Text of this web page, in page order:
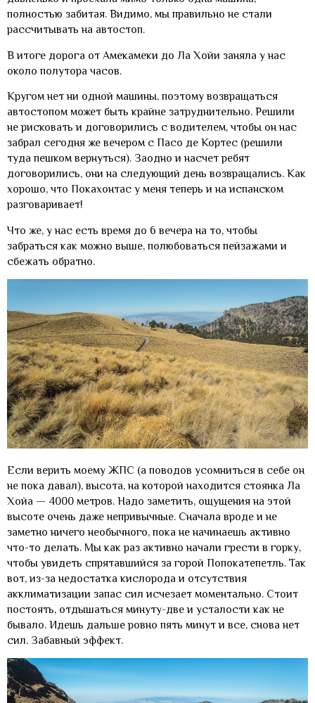
полностью забитая. Видимо, мы правильно не стали
рассчитывать на автостоп.
В итоге дорога от Амекамеки до Ла Хойи заняла у нас
около полутора часов.
Кругом нет ни одной машины, поэтому возвращаться
автостопом может быть крайне затруднительно. Решили
не рисковать и договорились с водителем, чтобы он нас
забрал сегодня же вечером с Пасо де Кортес (решили
туда пешком вернуться). Заодно и насчет ребят
договорились, они на следующий день возвращались. Как
хорошо, что Покахонтас у меня теперь и на испанском
разговаривает!
Что же, у нас есть время до 6 вечера на то, чтобы
забраться как можно выше, полюбоваться пейзажами и
сбежать обратно.
Если верить моему ЖПС (а поводов усомниться в себе он
не пока давал), высота, на которой находится стоянка Ла
Хойа — 4000 метров. Надо заметить, ощущения на этой
высоте очень даже непривычные. Сначала вроде и не
заметно ничего необычного, пока не начинаешь активно
что-то делать. Мы как раз активно начали грести в горку,
чтобы увидеть спрятавшийся за горой Попокатепетль. Так
вот, из-за недостатка кислорода и отсутствия
акклиматизации запас сил исчезает моментально. Стоит
постоять, отдышаться минуту-две и усталости как не
бывало. Идешь дальше ровно пять минут и все, снова нет
сил. Забавный эффект.